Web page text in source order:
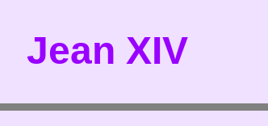
Jean XIV